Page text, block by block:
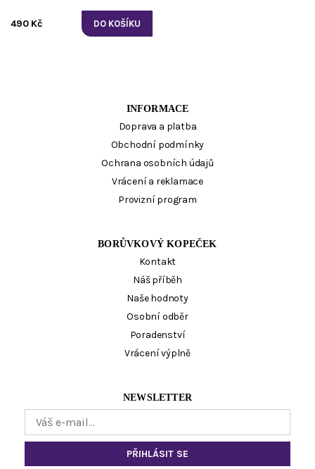
490 Kč
INFORMACE
Doprava a platba
Obchodní podmínky
Ochrana osobních údajů
Vrácení a reklamace
Provizní program
BORŮVKOVÝ KOPEČEK
Kontakt
Náš příběh
Naše hodnoty
Osobní odběr
Poradenství
Vrácení výplně
NEWSLETTER